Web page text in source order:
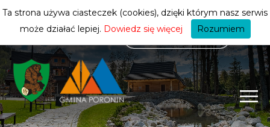
mieszkańca
Ta strona używa ciasteczek (cookies), dzięki którym nasz serwis
może działać lepiej. Dowiedz się więcej Rozumiem